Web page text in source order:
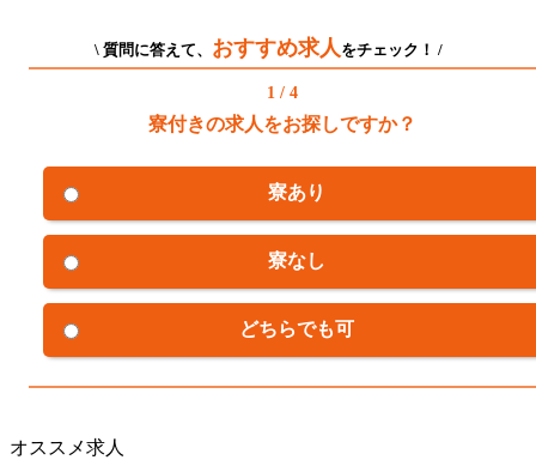
\ 質問に答えて、 おすすめ求人 をチェック！ /
1 / 4
寮付きの求人をお探しですか？
寮あり
寮なし
どちらでも可
オススメ求人